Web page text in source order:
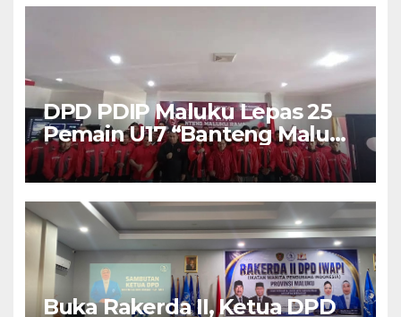
DPD PDIP Maluku Lepas 25
Pemain U17 “Banteng Maluku
Raya” ke Sokerano Cup di
Jawa Timur
Buka Rakerda II, Ketua DPD